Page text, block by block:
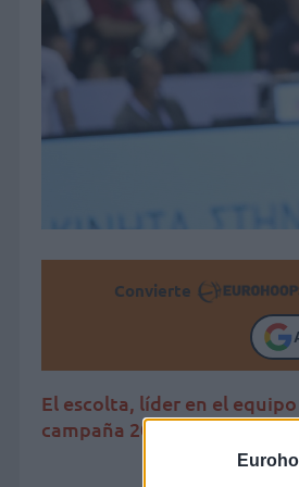
Convierte
El escolta, líder en el
campaña 2025/26